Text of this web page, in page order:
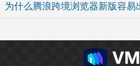
为什么腾浪跨境浏览器新版容易